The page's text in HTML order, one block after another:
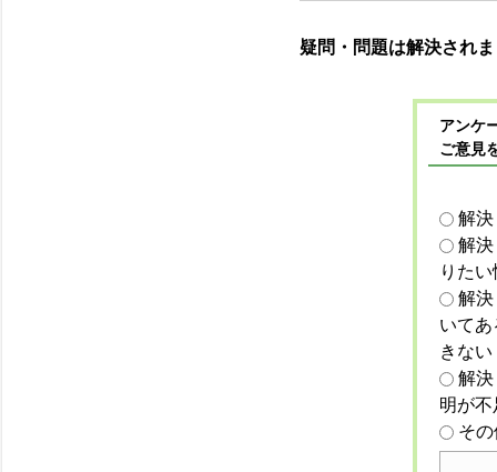
疑問・問題は解決され
アンケ
ご意見
解
解
りた
解
いて
きない
解
明が
そ